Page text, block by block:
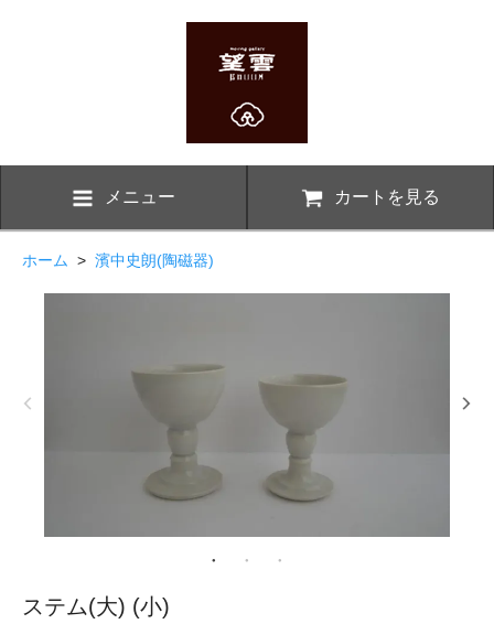
メニュー カートを見る
ホーム > 濱中史朗(陶磁器)
ステム(大) (小)